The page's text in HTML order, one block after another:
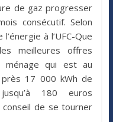
de gaz progresser
consécutif. Selon
à l’UFC-Que
meilleures offres
ménage qui est au
17 000 kWh de
180 euros
conseil de se tourner